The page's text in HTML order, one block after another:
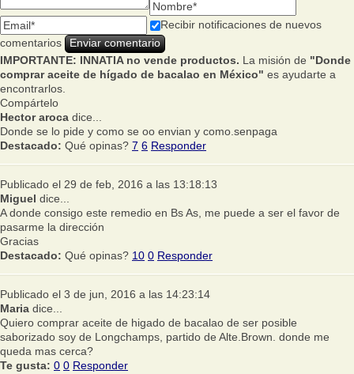
Recibir notificaciones de nuevos
comentarios
IMPORTANTE: INNATIA no vende productos. La misión de "Donde
comprar aceite de hígado de bacalao en México" es ayudarte a
encontrarlos.
Compártelo
Hector aroca dice...
Donde se lo pide y como se oo envian y como.senpaga
Destacado: Qué opinas? 7 6 Responder
Publicado el 29 de feb, 2016 a las 13:18:13
Miguel dice...
A donde consigo este remedio en Bs As, me puede a ser el favor de
pasarme la dirección
Gracias
Destacado: Qué opinas? 10 0 Responder
Publicado el 3 de jun, 2016 a las 14:23:14
Maria dice...
Quiero comprar aceite de higado de bacalao de ser posible
saborizado soy de Longchamps, partido de Alte.Brown. donde me
queda mas cerca?
Te gusta: 0 0 Responder